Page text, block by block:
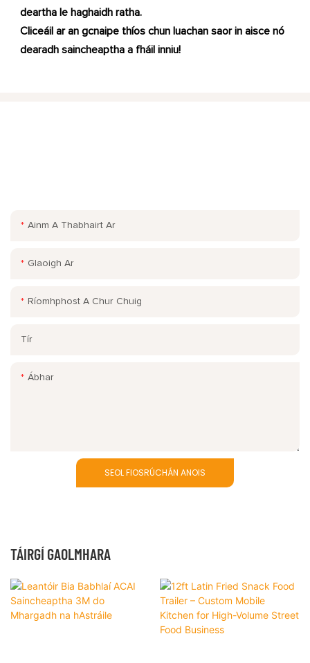
deartha le haghaidh ratha.
Cliceáil ar an gcnaipe thíos chun luachan saor in aisce nó
dearadh saincheaptha a fháil inniu!
Ainm A Thabhairt Ar
Glaoigh Ar
Ríomhphost A Chur Chuig
Tír
Ábhar
SEOL FIOSRÚCHÁN ANOIS
TÁIRGÍ GAOLMHARA